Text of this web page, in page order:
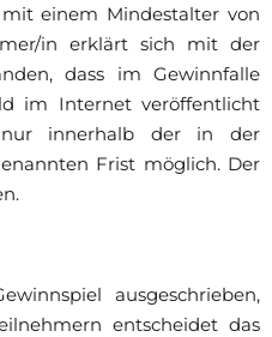
einem Mindestalter von
in erklärt sich mit der
dass im Gewinnfalle
im Internet veröffentlicht
innerhalb der in der
Frist möglich. Der
ausgeschrieben,
entscheidet das